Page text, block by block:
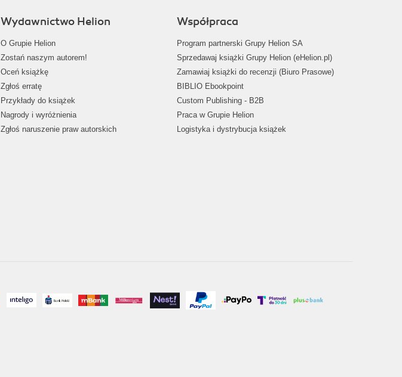
Wydawnictwo Helion
O Grupie Helion
Zostań naszym autorem!
Oceń książkę
Zgłoś erratę
Przykłady do książek
Nagrody i wyróżnienia
Zgłoś naruszenie praw autorskich
Współpraca
Program partnerski Grupy Helion SA
Sprzedawaj książki Grupy Helion (eHelion.pl)
Zamawiaj książki do recenzji (Biuro Prasowe)
BIBLIO Ebookpoint
Custom Publishing - B2B
Praca w Grupie Helion
Logistyka i dystrybucja książek